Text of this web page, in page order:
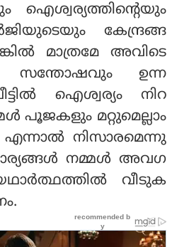
ഐശ്വര്യത്തിന്റെയും
കേന്ദ്രങ്ങ
മാത്രമേ അവിടെ
സന്തോഷവും ഉന്ന
ഐശ്വര്യം നിറ
പൂജകളും മറ്റുമെല്ലാം
എന്നാൽ നിസാരമെന്നു
നമ്മൾ അവഗ
വീടുക